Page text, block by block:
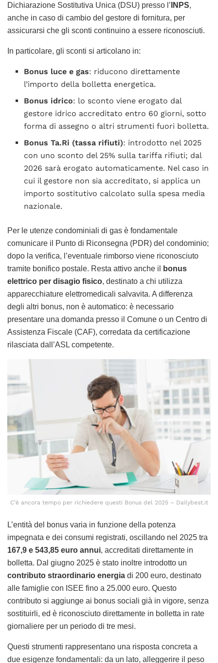
Dichiarazione Sostitutiva Unica (DSU) presso l’ INPS,
anche in caso di cambio del gestore di fornitura, per
assicurarsi che gli sconti continuino a essere riconosciuti.
In particolare, gli sconti si articolano in:
Bonus luce e gas: riducono direttamente
l’importo della bolletta energetica.
Bonus idrico: lo sconto viene erogato dal
gestore idrico accreditato entro 60 giorni, sotto
forma di assegno o altri strumenti fuori bolletta.
Bonus Ta.Ri (tassa rifiuti): introdotto nel 2025
con uno sconto del 25% sulla tariffa rifiuti; dal
2026 sarà erogato automaticamente. Nel caso in
cui il gestore non sia accreditato, si applica un
importo sostitutivo calcolato sulla spesa media
nazionale.
Per le utenze condominiali di gas è fondamentale
comunicare il Punto di Riconsegna (PDR) del condominio;
dopo la verifica, l’eventuale rimborso viene riconosciuto
tramite bonifico postale. Resta attivo anche il
bonus
elettrico per disagio fisico, destinato a chi utilizza
apparecchiature elettromedicali salvavita. A differenza
degli altri bonus, non è automatico: è necessario
presentare una domanda presso il Comune o un Centro di
Assistenza Fiscale (CAF), corredata da certificazione
rilasciata dall’ASL competente.
C’è ancora tempo per richiedere questi Bonus del 2025 – Dailybest.it
L’entità del bonus varia in funzione della potenza
impegnata e dei consumi registrati, oscillando nel 2025 tra
167,9 e 543,85 euro annui, accreditati direttamente in
bolletta. Dal giugno 2025 è stato inoltre introdotto un
contributo straordinario energia di 200 euro, destinato
alle famiglie con ISEE fino a 25.000 euro. Questo
contributo si aggiunge ai bonus sociali già in vigore, senza
sostituirli, ed è riconosciuto direttamente in bolletta in rate
giornaliere per un periodo di tre mesi.
Questi strumenti rappresentano una risposta concreta a
due esigenze fondamentali: da un lato, alleggerire il peso